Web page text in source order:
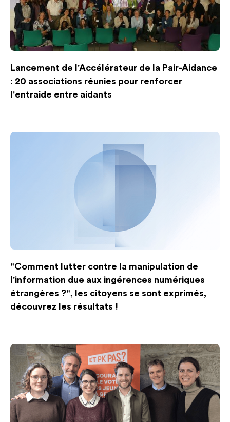
Lancement de l'Accélérateur de la Pair-Aidance
: 20 associations réunies pour renforcer
l'entraide entre aidants
"Comment lutter contre la manipulation de
l'information due aux ingérences numériques
étrangères ?", les citoyens se sont exprimés,
découvrez les résultats !